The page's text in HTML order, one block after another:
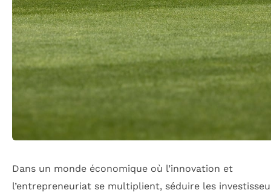
Dans un monde économique où l’innovation et
l’entrepreneuriat se multiplient, séduire les